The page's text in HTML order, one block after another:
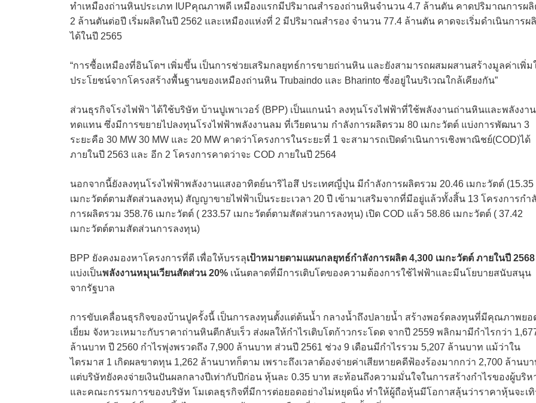
ทำเหมืองถ่านหินประเภท IUPคุณภาพดี เหมืองแรกมีปริมาณสำรองถ่านหินจำนวน 4.7 ล้านตัน คาดปริมาณการผลิ
2 ล้านตันต่อปี เริ่มผลิตในปี 2562 และเหมืองแห่งที่ 2 มีปริมาณสำรอง จำนวน 77.4 ล้านตัน คาดจะเริ่มดำเนินการผ
ได้ในปี 2565
“การซื้อเหมืองที่อินโดฯ เพิ่มขึ้น เป็นการช่วยเสริมกลยุทธ์การขายถ่านหิน และยังสามารถผสมผสานสร้างมูลค่าเพิ่ม
ประโยชน์จากโครงสร้างพื้นฐานของเหมืองถ่านหิน Trubaindo และ Bharinto ซึ่งอยู่ในบริเวณใกล้เคียงกัน”
ส่วนธุรกิจโรงไฟฟ้า ได้ใช้บริษัท บ้านปูเพาเวอร์ (BPP) เป็นแกนนำ ลงทุนโรงไฟฟ้าที่ใช้พลังงานถ่านหินและพลังงาน
ทดแทน ซึ่งมีการขยายไปลงทุนโรงไฟฟ้าพลังงานลม ที่เวียดนาม กำลังการผลิตรวม 80 เมกะวัตต์ แบ่งการพัฒนา 3
ระยะคือ 30 MW 30 MW และ 20 MW คาดว่าโครงการในระยะที่ 1 จะสามารถเปิดดำเนินการเชิงพาณิชย์(COD)ได้
ภายในปี 2563 และ อีก 2 โครงการคาดว่าจะ COD ภายในปี 2564
นอกจากนี้ยังลงทุนโรงไฟฟ้าพลังงานแสงอาทิตย์นาริไอสึ ประเทศญี่ปุ่น มีกำลังการผลิตรวม 20.46 เมกะวัตต์ (15.35
เมกะวัตต์ตามสัดส่วนลงทุน) สัญญาขายไฟฟ้าเป็นระยะเวลา 20 ปี เข้ามาเสริมจากที่มีอยู่แล้วทั้งสิ้น 13 โครงการกำ
การผลิตรวม 358.76 เมกะวัตต์ ( 233.57 เมกะวัตต์ตามสัดส่วนการลงทุน) เปิด COD แล้ว 58.86 เมกะวัตต์ ( 37.42
เมกะวัตต์ตามสัดส่วนการลงทุน)
BPP ยังคงมองหาโครงการที่ดี เพื่อให้บรรลุเป้าหมายตามแผนกลยุทธ์กำลังการผลิต 4,300 เมกะวัตต์ ภายในปี 2568
แบ่งเป็นพลังงานหมุนเวียนสัดส่วน 20% เน้นตลาดที่มีการเติบโตของความต้องการใช้ไฟฟ้าและมีนโยบายสนับสนุน
จากรัฐบาล
การขับเคลื่อนธุรกิจของบ้านปูครั้งนี้ เป็นการลงทุนตั้งแต่ต้นน้ำ กลางน้ำถึงปลายน้ำ สร้างพอร์ตลงทุนที่มีคุณภาพยอ
เยี่ยม จังหวะเหมาะกับราคาถ่านหินตีกลับเร็ว ส่งผลให้กำไรเติบโตก้าวกระโดด จากปี 2559 พลิกมามีกำไรกว่า
ล้านบาท ปี 2560 กำไรพุ่งพรวดถึง 7,900 ล้านบาท ส่วนปี 2561 ช่วง 9 เดือนมีกำไรรวม 5,207 ล้านบาท แม้ว่าใน
ไตรมาส 1 เกิดผลขาดทุน 1,262 ล้านบาทก็ตาม เพราะถึงเวลาต้องจ่ายค่าเสียหายคดีฟ้องร้องมากกว่า 2,700 ล้านบ
แต่บริษัทยังคงจ่ายเงินปันผลกลางปีเท่ากับปีก่อน หุ้นละ 0.35 บาท สะท้อนถึงความมั่นใจในการสร้างกำไรของผู้บริห
และคณะกรรมการของบริษัท โมเดลธุรกิจที่มีการต่อยอดอย่างไม่หยุดนิ่ง ทำให้ผู้ถือหุ้นมีโอกาสลุ้นว่าราคาหุ้นจะเทิ